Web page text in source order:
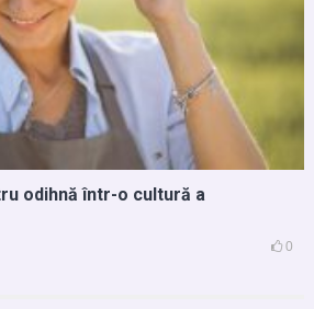
odihnă într-o cultură a
0